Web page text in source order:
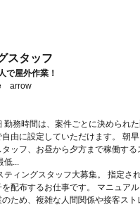
スタッフ
で屋外作業！
arrow
勤務時間は、案件ごとに決められ
由に設定していただけます。 朝
ッフ、お昼から夕方まで稼働する
低...
ティングスタッフ大募集。 指定さ
配布するお仕事です。 マニュア
ため、複雑な人間関係や接客スト